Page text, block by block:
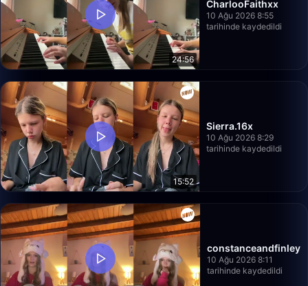
24:56
CharlooFaithxx
10 Ağu 2026 8:55
tarihinde kaydedildi
15:52
Sierra.16x
10 Ağu 2026 8:29
tarihinde kaydedildi
constanceandfinley
10 Ağu 2026 8:11
tarihinde kaydedildi